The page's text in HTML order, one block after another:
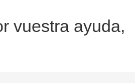
vuestra ayuda,